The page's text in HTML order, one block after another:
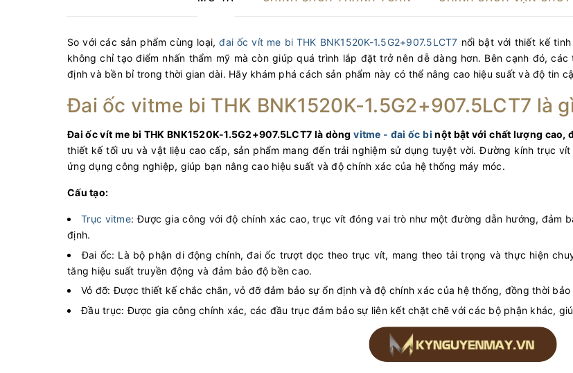
So với các sản phẩm cùng loại,đai ốc vít me bi THK BNK1520K-1.5G2+907.5LCT7 nổi bật với thiết kế
không chỉ tạo điểm nhấn thẩm mỹ mà còn giúp quá trình lắp đặt trở nên dễ dàng hơn. Bên cạnh đó,
định và bền bỉ trong thời gian dài. Hãy khám phá cách sản phẩm này có thể nâng cao hiệu suất và độ tin
Đai ốc vitme bi THK BNK1520K-1.5G2+907.5LCT7 là
Đai ốc vít me bi THK BNK1520K-1.5G2+907.5LCT7 là dòngvitme - đai ốc bi nột bật với chất lượng cao,
thiết kế tối ưu và vật liệu cao cấp, sản phẩm mang đến trải nghiệm sử dụng tuyệt vời. Đường kính trục
ứng dụng công nghiệp, giúp bạn nâng cao hiệu suất và độ chính xác của hệ thống máy móc.
Cấu tạo:
Trục vitme: Được gia công với độ chính xác cao, trục vít đóng vai trò như một đường dẫn hướng, đảm
định.
Đai ốc: Là bộ phận di động chính, đai ốc trượt dọc theo trục vít, mang theo tải trọng và thực hiện
tăng hiệu suất truyền động và đảm bảo độ bền cao.
Vỏ đỡ: Được thiết kế chắc chắn, vỏ đỡ đảm bảo sự ổn định và độ chính xác của hệ thống, đồng thời
Đầu trục: Được gia công chính xác, các đầu trục đảm bảo sự liên kết chặt chẽ với các bộ phận khác,